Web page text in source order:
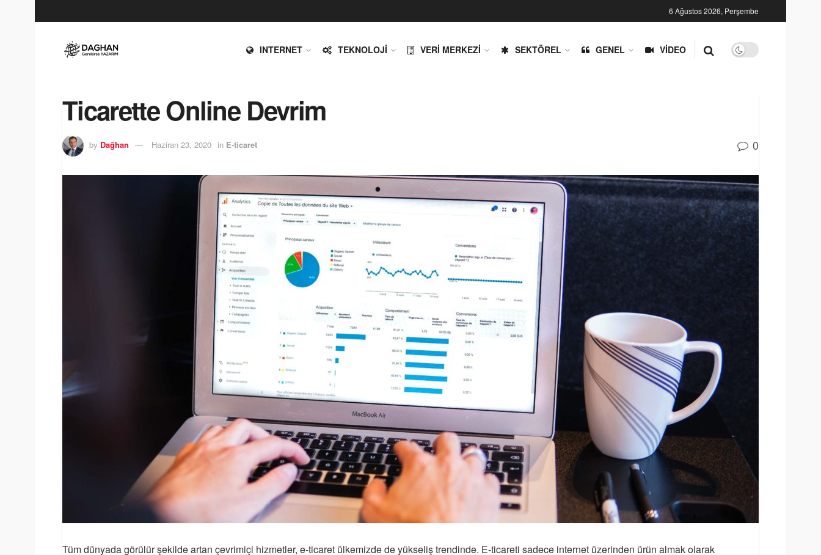
6 Ağustos 2026, Perşembe
INTERNET TEKNOLOJI VERI MERKEZI SEKTÖREL GENEL VIDEO
Ticarette Online Devrim
by Dağhan Haziran 23, 2020 in E-ticaret 0
Tüm dünyada görülür şekilde artan çevrimiçi hizmetler, e-ticaret ülkemizde de yükseliş trendinde. E-ticareti sadece internet üzerinden ürün almak olarak